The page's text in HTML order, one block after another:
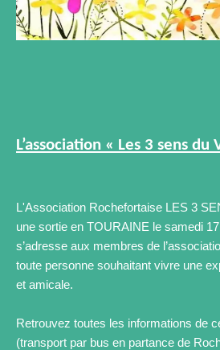
L’association « Les 3 sens du
L'Association Rochefortaise LES 3
une sortie en TOURAINE le samedi
s’adresse aux membres de
toute personne souhaitant vivre une
et amicale.
Retrouvez toutes les informations de
(transport par bus en partance de